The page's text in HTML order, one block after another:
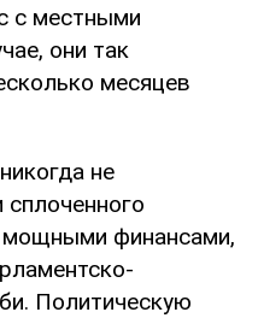
с местными
они так
месяцев
не
мощными финансами,
Политическую